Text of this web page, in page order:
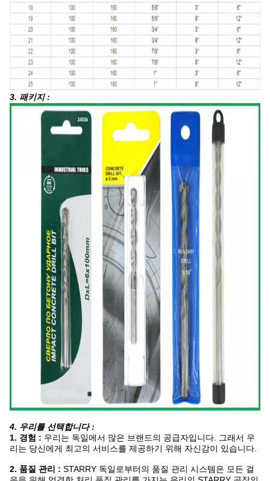
3. 패키지 :
4. 우리를 선택합니다 :
1. 경험 : 우리는 독일에서 많은 브랜드의 공급자입니다. 그래서 우
리는 당신에게 최고의 서비스를 제공하기 위해 자신감이 있습니다.
2. 품질 관리 : STARRY 독일로부터의 품질 관리 시스템은 모든 걸